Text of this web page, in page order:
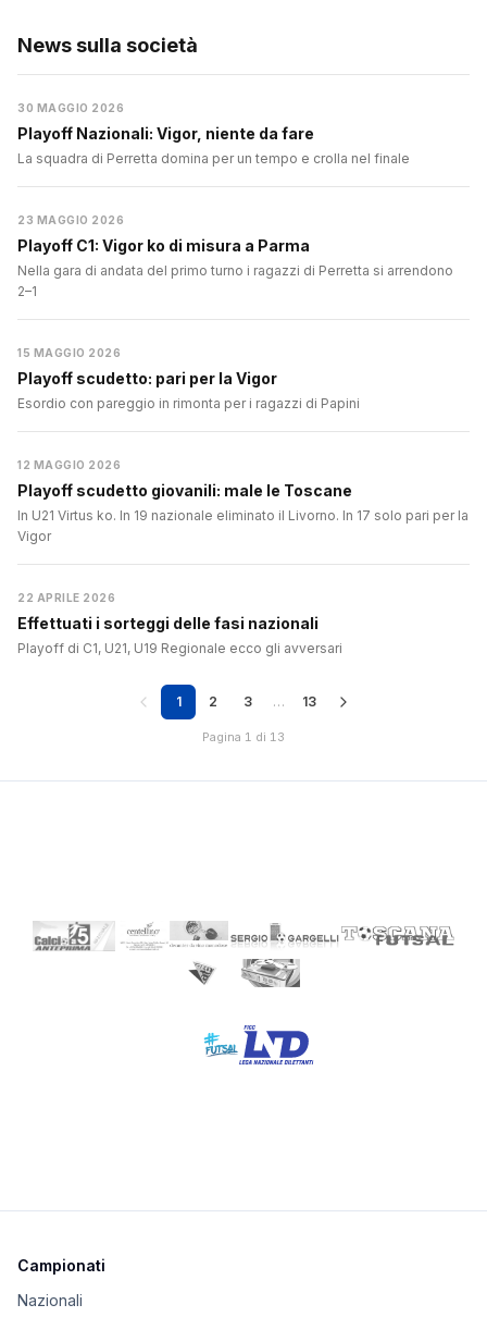
News sulla società
30 MAGGIO 2026
Playoff Nazionali: Vigor, niente da fare
La squadra di Perretta domina per un tempo e crolla nel finale
23 MAGGIO 2026
Playoff C1: Vigor ko di misura a Parma
Nella gara di andata del primo turno i ragazzi di Perretta si arrendono
2–1
15 MAGGIO 2026
Playoff scudetto: pari per la Vigor
Esordio con pareggio in rimonta per i ragazzi di Papini
12 MAGGIO 2026
Playoff scudetto giovanili: male le Toscane
In U21 Virtus ko. In 19 nazionale eliminato il Livorno. In 17 solo pari per la
Vigor
22 APRILE 2026
Effettuati i sorteggi delle fasi nazionali
Playoff di C1, U21, U19 Regionale ecco gli avversari
1 2 3 … 13
Pagina 1 di 13
Campionati
Nazionali